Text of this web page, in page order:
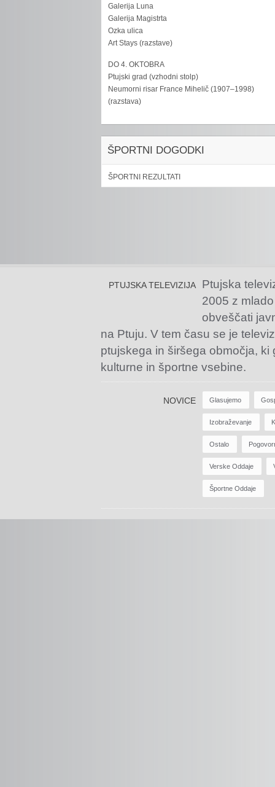
Galerija Luna
Galerija Magistrta
Ozka ulica
Art Stays (razstave)
DO 4. OKTOBRA
Ptujski grad (vzhodni stolp)
Neumorni risar France Mihelič (1907–1998)
(razstava)
ŠPORTNI DOGODKI
ŠPORTNI REZULTATI
PTUJSKA TELEVIZIJA
Ptujska
2005 z
obveščati
na Ptuju. V tem času se je
ptujskega in širšega območja,
kulturne in športne vsebine.
NOVICE Glasujemo
Izobraževanje
Ostalo
Verske Oddaje
Športne Oddaje